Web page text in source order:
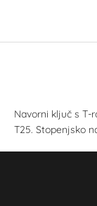
Navorni ključ s T-
T25. Stopenjsko